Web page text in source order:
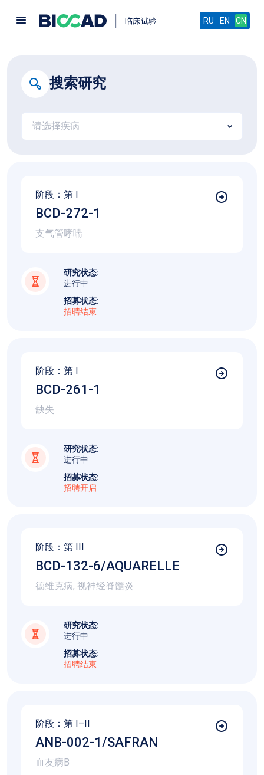
RU EN CN
搜索研究
请选择疾病
研究状态:
进行中
招募状态:
招聘结束
阶段：第 I
BCD-272-1
支气管哮喘
研究状态:
进行中
招募状态:
招聘开启
阶段：第 I
BCD-261-1
缺失
研究状态:
进行中
招募状态:
招聘结束
阶段：第 III
BCD-132-6/AQUARELLE
德维克病, 视神经脊髓炎
阶段：第 I–II
ANB-002-1/SAFRAN
血友病B